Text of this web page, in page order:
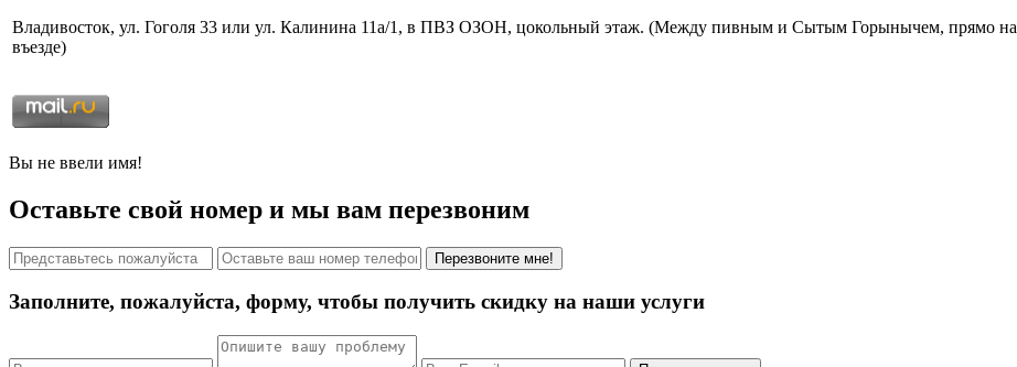
Владивосток, ул. Гоголя 33 или ул. Калинина 11а/1, в ПВЗ ОЗОН, цокольный этаж. (Между пивным и Сытым Горынычем, прямо на
въезде)
Вы не ввели имя!
Оставьте свой номер и мы вам перезвоним
Перезвоните мне!
Заполните, пожалуйста, форму, чтобы получить скидку на наши услуги